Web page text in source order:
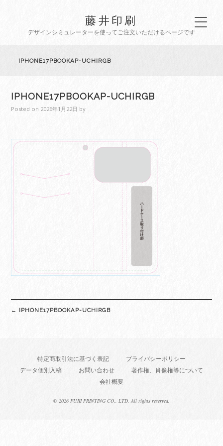
藤井印刷
デザインシミュレーターを使ってご注文いただけるページです
IPHONE17PBOOKAP-UCHIRGB
IPHONE17PBOOKAP-UCHIRGB
Posted on 2026年1月22日 by
navigation
← IPHONE17PBOOKAP-UCHIRGB
特定商取引法に基づく表記
プライバシーポリシー
データ個別入稿
お問い合わせ
著作権、肖像権等について
会社概要
© 2026 FUJII PRINTING CO., LTD. All rights reserved.